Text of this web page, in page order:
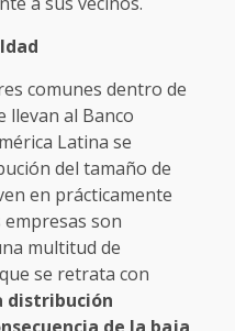
comunes dentro de
llevan al Banco
Latina se
del tamaño de
en prácticamente
son
multitud de
se retrata con
distribución